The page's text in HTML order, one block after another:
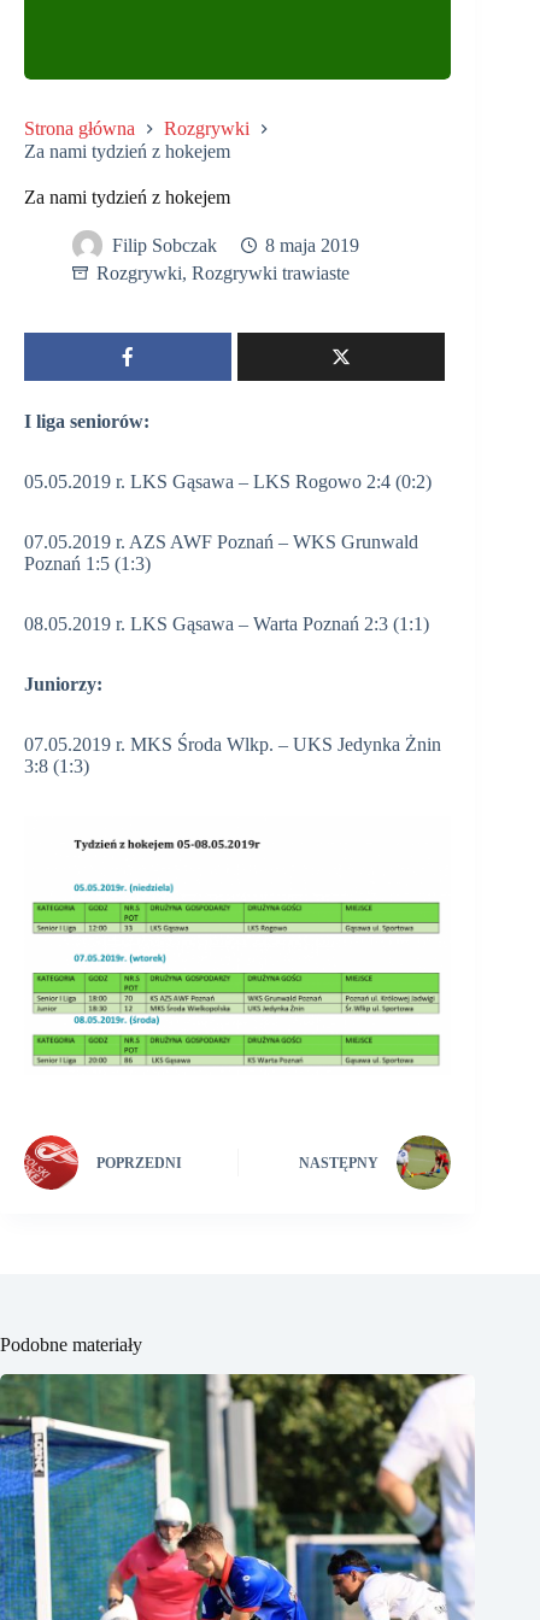
Strona główna
Rozgrywki
Za nami tydzień z hokejem
Za nami tydzień z hokejem
Filip Sobczak
8 maja 2019
Rozgrywki, Rozgrywki trawiaste
I liga seniorów:
05.05.2019 r. LKS Gąsawa – LKS Rogowo 2:4 (0:2)
07.05.2019 r. AZS AWF Poznań – WKS Grunwald
Poznań 1:5 (1:3)
08.05.2019 r. LKS Gąsawa – Warta Poznań 2:3 (1:1)
Juniorzy:
07.05.2019 r. MKS Środa Wlkp. – UKS Jedynka Żnin
3:8 (1:3)
POPRZEDNI NASTĘPNY
Podobne materiały